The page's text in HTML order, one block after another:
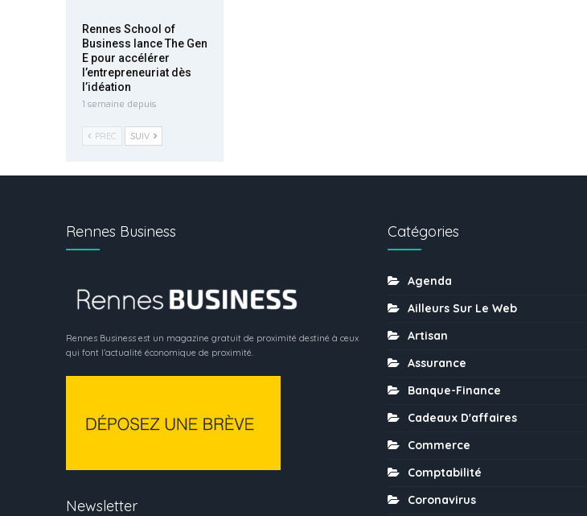
Rennes School of
Business lance The Gen
E pour accélérer
l’entrepreneuriat dès
l’idéation
1 semaine depuis
PREC SUIV
Rennes Business
Rennes Business est un magazine gratuit de proximité destiné à ceux
qui font l’actualité économique de proximité.
Newsletter
Catégories
Agenda
Ailleurs Sur Le Web
Artisan
Assurance
Banque-Finance
Cadeaux D'affaires
Commerce
Comptabilité
Coronavirus